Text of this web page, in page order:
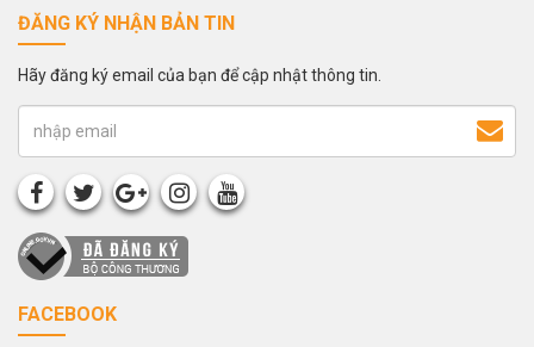
ĐĂNG KÝ NHẬN BẢN TIN
Hãy đăng ký email của bạn để cập nhật thông tin.
FACEBOOK